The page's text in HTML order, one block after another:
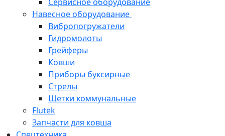
Навесное оборудование
Вибропогружатели
Гидромолоты
Грейферы
Ковши
Приборы буксирные
Стрелы
Щетки коммунальные
Flutek
Запчасти для ковша